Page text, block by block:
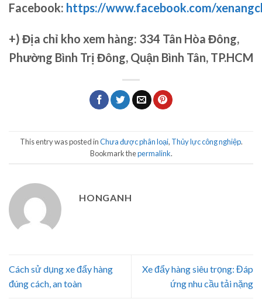
Facebook: https://www.facebook.com/
+) Địa chỉ kho xem hàng: 334 Tân Hòa Đông,
Phường Bình Trị Đông, Quận Bình Tân, TP.HCM
This entry was posted inChưa được phân loại, Thủy lực công nghiệp.
Bookmark thepermalink.
HONGANH
Cách sử dụng xe đẩy hàng
đúng cách, an toàn
Xe đẩy hàng siêu trọng: Đáp
ứng nhu cầu tải nặng